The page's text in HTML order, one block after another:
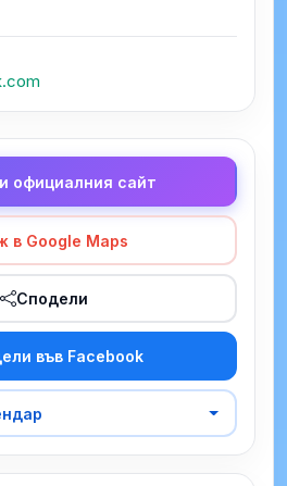
официалния сайт
в Google Maps
Сподели
във Facebook